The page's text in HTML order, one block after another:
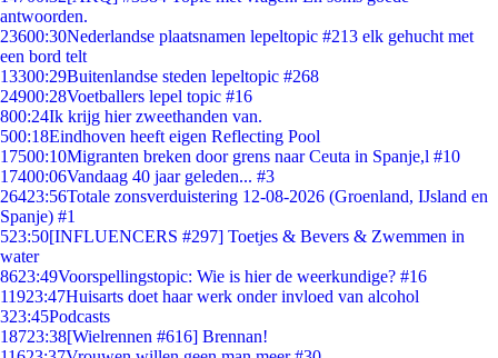
antwoorden.
23600:30Nederlandse plaatsnamen lepeltopic #213 elk gehucht met
een bord telt
13300:29Buitenlandse steden lepeltopic #268
24900:28Voetballers lepel topic #16
800:24Ik krijg hier zweethanden van.
500:18Eindhoven heeft eigen Reflecting Pool
17500:10Migranten breken door grens naar Ceuta in Spanje,l #10
17400:06Vandaag 40 jaar geleden... #3
26423:56Totale zonsverduistering 12-08-2026 (Groenland, IJsland en
Spanje) #1
523:50[INFLUENCERS #297] Toetjes & Bevers & Zwemmen in
water
8623:49Voorspellingstopic: Wie is hier de weerkundige? #16
11923:47Huisarts doet haar werk onder invloed van alcohol
323:45Podcasts
18723:38[Wielrennen #616] Brennan!